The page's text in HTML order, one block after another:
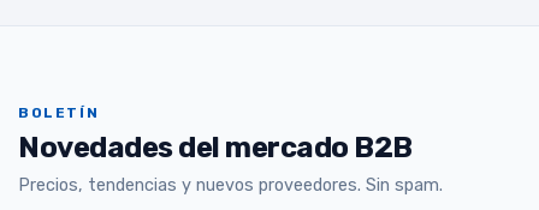
BOLETÍN
Novedades del mercado B2B
Precios, tendencias y nuevos proveedores. Sin spam.